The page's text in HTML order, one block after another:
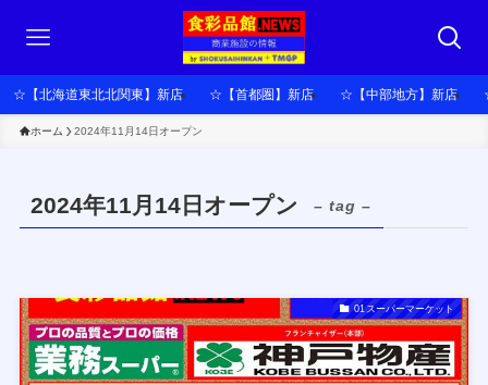
☆【北海道東北北関東】新店 ☆【首都圏】新店 ☆【中部地方】新店
ホーム 2024年11月14日オープン
2024年11月14日オープン – tag –
01スーパーマーケット